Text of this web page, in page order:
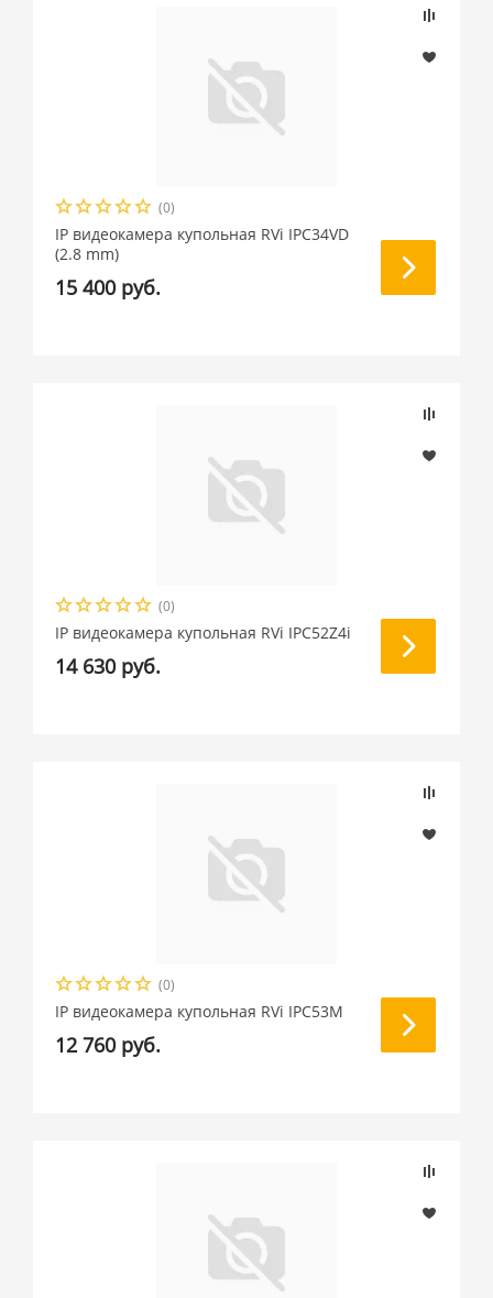
(0)
IP видеокамера купольная RVi IPC34VD
(2.8 mm)
15 400 руб.
(0)
IP видеокамера купольная RVi IPC52Z4i
14 630 руб.
(0)
IP видеокамера купольная RVi IPC53M
12 760 руб.